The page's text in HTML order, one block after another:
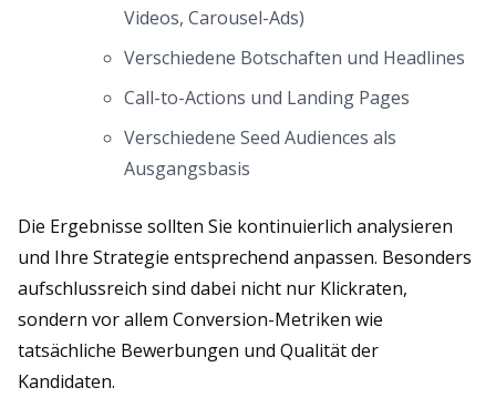
Videos, Carousel-Ads)
Verschiedene Botschaften und Headlines
Call-to-Actions und Landing Pages
Verschiedene Seed Audiences als
Ausgangsbasis
Die Ergebnisse sollten Sie kontinuierlich analysieren
und Ihre Strategie entsprechend anpassen. Besonders
aufschlussreich sind dabei nicht nur Klickraten,
sondern vor allem Conversion-Metriken wie
tatsächliche Bewerbungen und Qualität der
Kandidaten.